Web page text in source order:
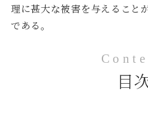
理に甚大な被害を与えること
である。
目